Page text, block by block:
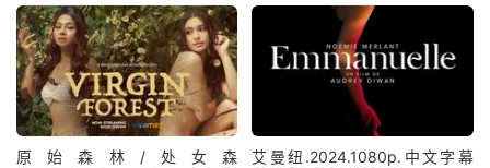
原始森林/处女森
艾曼纽.2024.1080p.中文字幕